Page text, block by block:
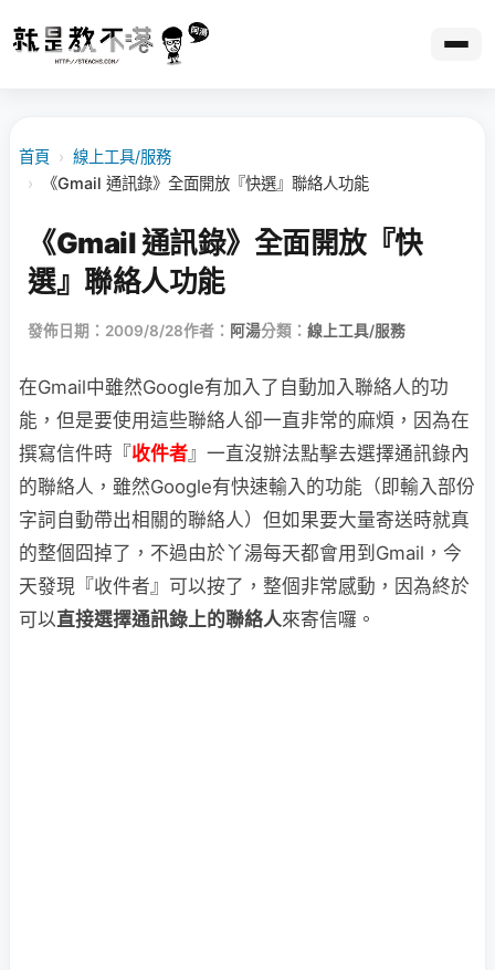
首頁 › 線上工具/服務
›
《Gmail 通訊錄》全面開放『快選』聯絡人功能
《Gmail 通訊錄》全面開放『快
選』聯絡人功能
發佈日期：2009/8/28作者： 阿湯分類： 線上工具/服務
在Gmail中雖然Google有加入了自動加入聯絡人的功
能，但是要使用這些聯絡人卻一直非常的麻煩，因為在
撰寫信件時『收件者』一直沒辦法點擊去選擇通訊錄內
的聯絡人，雖然Google有快速輸入的功能（即輸入部份
字詞自動帶出相關的聯絡人）但如果要大量寄送時就真
的整個囧掉了，不過由於丫湯每天都會用到Gmail，今
天發現『收件者』可以按了，整個非常感動，因為終於
可以直接選擇通訊錄上的聯絡人來寄信囉。